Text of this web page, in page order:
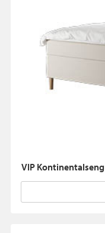
VIP Kontinentalseng